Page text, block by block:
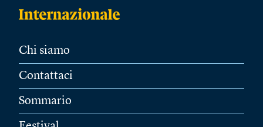
Chi siamo
Contattaci
Sommario